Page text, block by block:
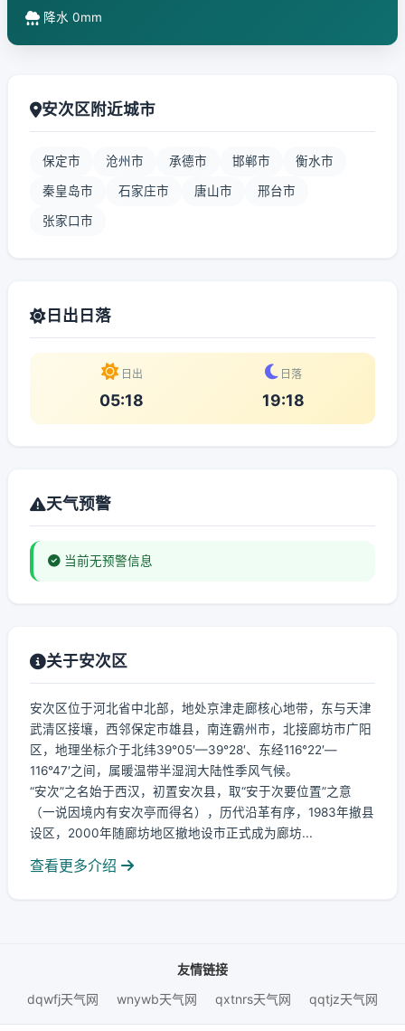
降水 0mm
安次区附近城市
保定市 沧州市 承德市 邯郸市 衡水市
秦皇岛市 石家庄市 唐山市 邢台市
张家口市
日出日落
日出
05:18
日落
19:18
天气预警
当前无预警信息
关于安次区
安次区位于河北省中北部，地处京津走廊核心地带，东与天津
武清区接壤，西邻保定市雄县，南连霸州市，北接廊坊市广阳
区，地理坐标介于北纬39°05′—39°28′、东经116°22′—
116°47′之间，属暖温带半湿润大陆性季风气候。
“安次”之名始于西汉，初置安次县，取“安于次要位置”之意
（一说因境内有安次亭而得名），历代沿革有序，1983年撤县
设区，2000年随廊坊地区撤地设市正式成为廊坊...
查看更多介绍
友情链接
dqwfj天气网
wnywb天气网 qxtnrs天气网 qqtjz天气网